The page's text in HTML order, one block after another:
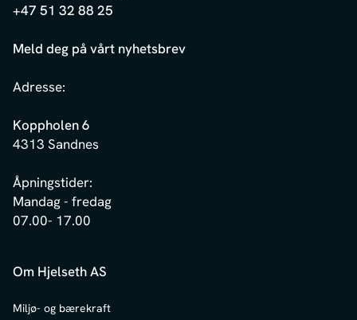
+47 51 32 88 25
Meld deg på vårt nyhetsbrev
Adresse:
Koppholen 6
4313 Sandnes
Åpningstider:
Mandag - fredag
07.00- 17.00
Om Hjelseth AS
Miljø- og bærekraft